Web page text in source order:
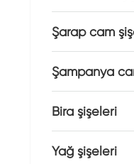
Şarap cam
Şampanya
Bira şişeleri
Yağ şişeleri